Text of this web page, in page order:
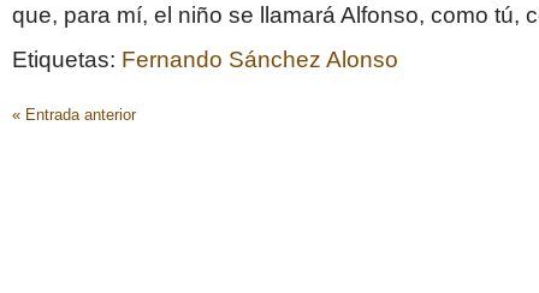
que, para mí, el niño se llamará Alfonso, como tú,
Etiquetas: Fernando Sánchez Alonso
« Entrada anterior